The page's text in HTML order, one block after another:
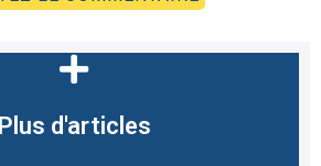
Plus d'articles